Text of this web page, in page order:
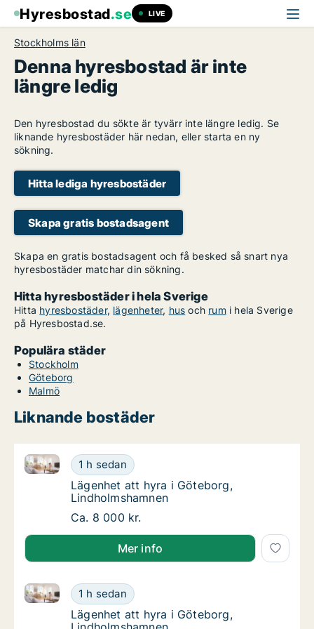
Hyresbostad.se LIVE
Stockholms län
Denna hyresbostad är inte
längre ledig
Den hyresbostad du sökte är tyvärr inte längre ledig. Se
liknande hyresbostäder här nedan, eller starta en ny
sökning.
Hitta lediga hyresbostäder
Skapa gratis bostadsagent
Skapa en gratis bostadsagent och få besked så snart nya
hyresbostäder matchar din sökning.
Hitta hyresbostäder i hela Sverige
Hitta hyresbostäder, lägenheter, hus och rum i hela Sverige
på Hyresbostad.se.
Populära städer
Stockholm
Göteborg
Malmö
Liknande bostäder
Lägenhet att hyra i Göteborg,
1 h sedan
Lägenhet att hyra i Göteborg, Lindholmshamnen
Lägenhet att hyra i Göteborg,
Lägenhet att hyra i Göteborg,
Lindholmshamnen
Lägenhet att hyra i Göteborg,
Ca. 8 000 kr.
Mer info
Lägenhet att hyra i Göteborg,
1 h sedan
Lägenhet att hyra i Göteborg, Lindholmshamnen
Lägenhet att hyra i Göteborg,
Lägenhet att hyra i Göteborg,